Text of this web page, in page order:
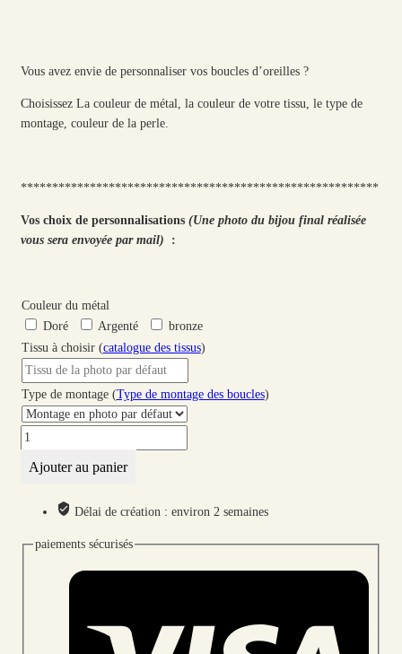
Vous avez envie de personnaliser vos boucles d’oreilles ?
Choisissez La couleur de métal, la couleur de votre tissu, le type de
montage, couleur de la perle.
*********************************************************
Vos choix de personnalisations (Une photo du bijou final réalisée
vous sera envoyée par mail) :
Couleur du métal
Doré
Argenté
bronze
Tissu à choisir (catalogue des tissus)
Type de montage (Type de montage des boucles)
quantité
de
Boucles
Mini
Koï
Ajouter au panier
Délai de création : environ 2 semaines
paiements sécurisés